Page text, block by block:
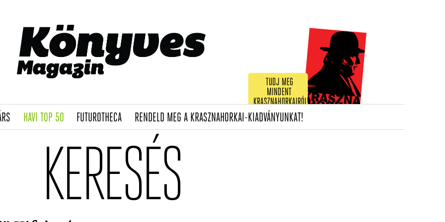
TUDJ MEG
MINDENT
KRASZNAHORKAIRÓL!
(CURRENT)
HAVI TOP 50(CURRENT)
FUTUROTHECA(CURRENT)
RENDELD MEG A KRASZNAHORKAI-KIADVÁNYUNKAT!(CURRENT)
KERESÉS